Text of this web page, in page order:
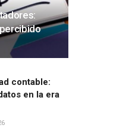
contable:
en la era